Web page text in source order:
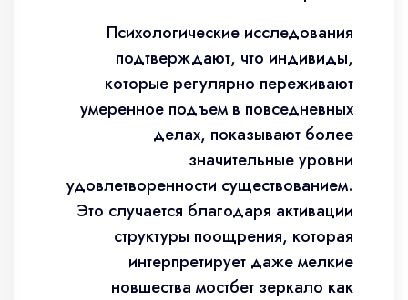
Психологические исследования
подтверждают, что индивиды,
которые регулярно переживают
умеренное подъем в повседневных
делах, показывают более
значительные уровни
удовлетворенности существованием.
Это случается благодаря активации
структуры поощрения, которая
интерпретирует даже мелкие
новшества мостбет зеркало как